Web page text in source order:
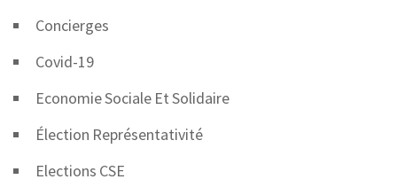
Concierges
Covid-19
Economie Sociale Et Solidaire
Élection Représentativité
Elections CSE